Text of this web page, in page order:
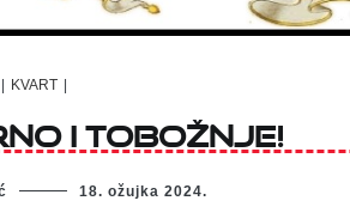
| KVART |
I TOBOŽNJE!
18. ožujka 2024.